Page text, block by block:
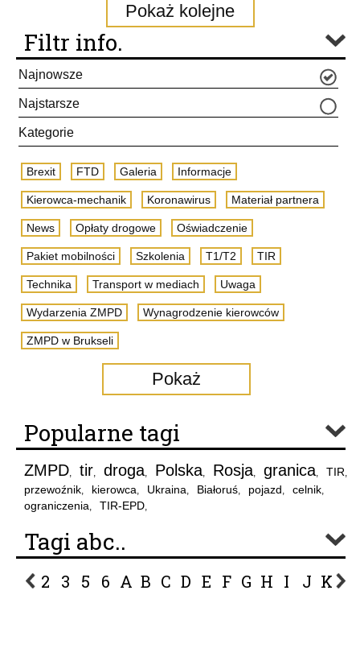
Pokaż kolejne
Filtr info.
Najnowsze
Najstarsze
Kategorie
Brexit FTD Galeria Informacje
Kierowca-mechanik Koronawirus Materiał partnera
News Opłaty drogowe Oświadczenie
Pakiet mobilności Szkolenia T1/T2 TIR
Technika Transport w mediach Uwaga
Wydarzenia ZMPD Wynagrodzenie kierowców
ZMPD w Brukseli
Pokaż
Popularne tagi
ZMPD, tir, droga, Polska, Rosja, granica, TIR,
przewoźnik, kierowca, Ukraina, Białoruś, pojazd, celnik,
ograniczenia, TIR-EPD,
Tagi abc..
2 3 5 6 A B C D E F G H I J K L